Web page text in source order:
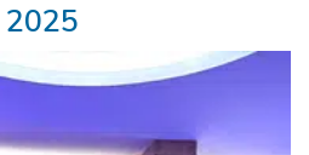
2025